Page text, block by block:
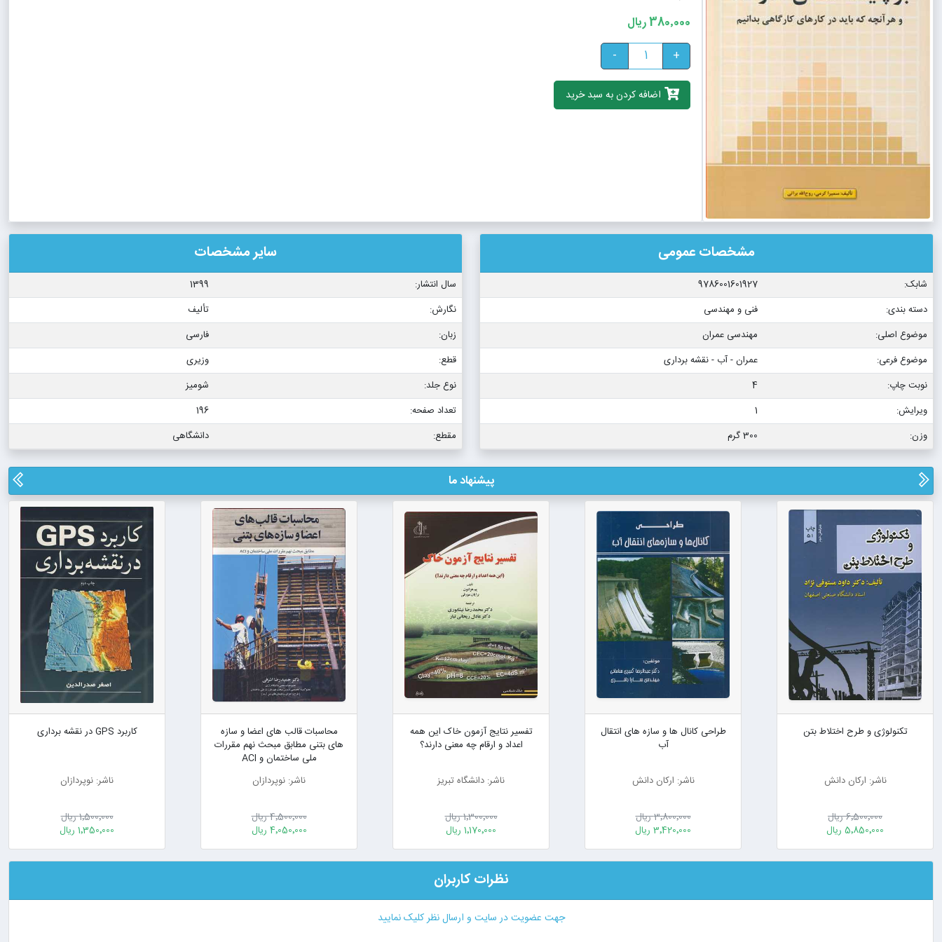
380٬000 ریال
+
-
اضافه کردن به سبد خرید
مشخصات عمومی
شابک:
9786001601927
دسته بندی:
فنی و مهندسی
موضوع اصلی:
مهندسی عمران
موضوع فرعی:
عمران - آب - نقشه برداری
نوبت چاپ:
4
ویرایش:
1
وزن:
300 گرم
سایر مشخصات
سال انتشار:
1399
نگارش:
تألیف
زبان:
فارسی
قطع:
وزیری
نوع جلد:
شومیز
تعداد صفحه:
196
مقطع:
دانشگاهی
پیشنهاد ما
تکنولوژی و طرح اختلاط بتن
ناشر: ارکان دانش
6٬500٬000 ریال
5٬850٬000 ریال
طراحی کانال ها و سازه های انتقال
آب
ناشر: ارکان دانش
3٬800٬000 ریال
3٬420٬000 ریال
تفسیر نتایج آزمون خاک این همه
اعداد و ارقام چه معنی دارند؟
ناشر: دانشگاه تبریز
1٬300٬000 ریال
1٬170٬000 ریال
محاسبات قالب های اعضا و سازه
های بتنی مطابق مبحث نهم مقررات
ملی ساختمان و ACI
ناشر: نوپردازان
4٬500٬000 ریال
4٬050٬000 ریال
کاربرد GPS در نقشه برداری
ناشر: نوپردازان
1٬500٬000 ریال
1٬350٬000 ریال
نظرات کاربران
جهت عضویت در سایت و ارسال نظر کلیک نمایید